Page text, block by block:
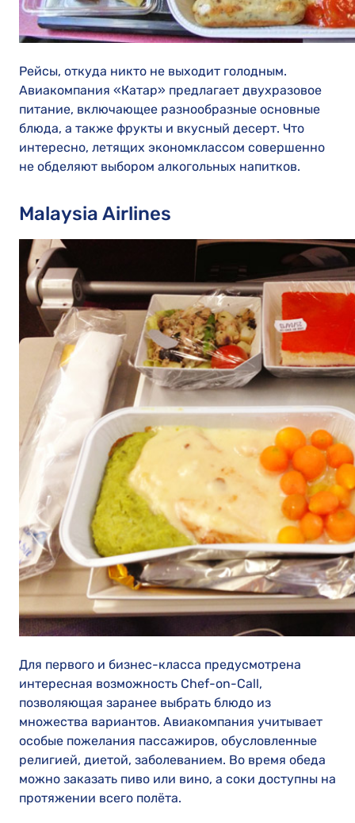
Рейсы, откуда никто не выходит голодным.
Авиакомпания «Катар» предлагает двухразовое
питание, включающее разнообразные основные
блюда, а также фрукты и вкусный десерт. Что
интересно, летящих экономклассом совершенно
не обделяют выбором алкогольных напитков.
Malaysia Airlines
Для первого и бизнес-класса предусмотрена
интересная возможность Chef-on-Call,
позволяющая заранее выбрать блюдо из
множества вариантов. Авиакомпания учитывает
особые пожелания пассажиров, обусловленные
религией, диетой, заболеванием. Во время обеда
можно заказать пиво или вино, а соки доступны на
протяжении всего полёта.